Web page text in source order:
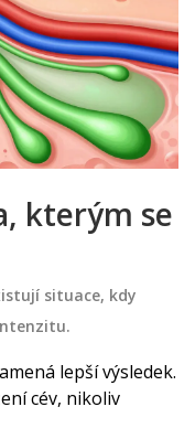
kterým se
situace, kdy
lepší výsledek.
cév, nikoliv